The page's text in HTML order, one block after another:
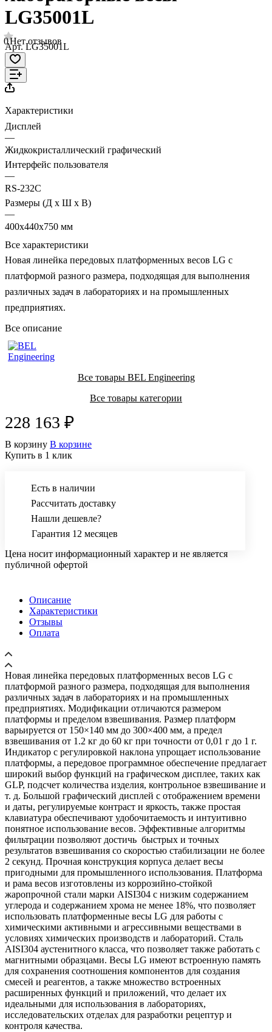
LG35001L
0Нет отзывов
Арт.LG35001L
Характеристики
Дисплей
—
Жидкокристаллический графический
Интерфейс пользователя
—
RS-232C
Размеры (Д х Ш х В)
—
400x440x750 мм
Все характеристики
Новая линейка передовых платформенных весов LG с
платформой разного размера, подходящая для выполнения
различных задач в лабораториях и на промышленных
предприятиях.
Все описание
Все товары BEL Engineering
Все товары категории
228 163 ₽
В корзину В корзине
Купить в 1 клик
Есть в наличии
Рассчитать доставку
Нашли дешевле?
Гарантия 12 месяцев
Цена носит информационный характер и не является
публичной офертой
Описание
Характеристики
Отзывы
Оплата
Новая линейка передовых платформенных весов LG с
платформой разного размера, подходящая для выполнения
различных задач в лабораториях и на промышленных
предприятиях. Модификации отличаются размером
платформы и пределом взвешивания. Размер платформ
варьируется от 150×140 мм до 300×400 мм, а предел
взвешивания от 1.2 кг до 60 кг при точности от 0,01 г до 1 г.
Индикатор с регулировкой наклона упрощает использование
платформы, а передовое программное обеспечение предлагает
широкий выбор функций на графическом дисплее, таких как
GLP, подсчет количества изделия, контрольное взвешивание и
т. д. Большой графический дисплей с отображением времени
и даты, регулируемые контраст и яркость, также простая
клавиатура обеспечивают удобочитаемость и интуитивно
понятное использование весов. Эффективные алгоритмы
фильтрации позволяют достичь быстрых и точных
результатов взвешивания со скоростью стабилизации не более
2 секунд. Прочная конструкция корпуса делает весы
пригодными для промышленного использования. Платформа
и рама весов изготовлены из коррозийно-стойкой
жаропрочной стали марки AISI304 с низким содержанием
углерода и содержанием хрома не менее 18%, что позволяет
использовать платформенные весы LG для работы с
химическими активными и агрессивными веществами в
условиях химических производств и лабораторий. Сталь
AISI304 аустенитного класса, что позволяет также работать с
магнитными образцами. Весы LG имеют встроенную память
для сохранения соотношения компонентов для создания
смесей и реагентов, а также множество встроенных
расширенных функций и приложений, что делает их
идеальными для использования в лабораториях,
исследовательских отделах для разработки рецептур и
контроля качества.